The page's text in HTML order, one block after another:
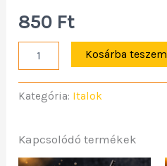
850 Ft
Kosárba teszem
Kategória: Italok
Kapcsolódó termékek